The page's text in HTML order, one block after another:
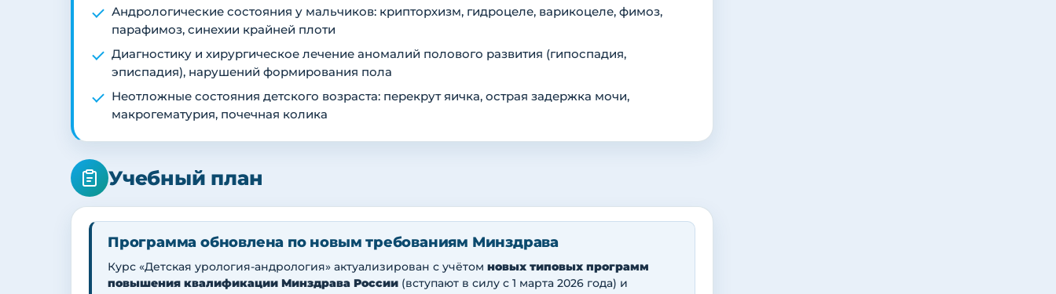
Андрологические состояния у мальчиков: крипторхизм, гидроцеле, варикоцеле, фимоз,
парафимоз, синехии крайней плоти
Диагностику и хирургическое лечение аномалий полового развития (гипоспадия,
эписпадия), нарушений формирования пола
Неотложные состояния детского возраста: перекрут яичка, острая задержка мочи,
макрогематурия, почечная колика
Учебный план
Программа обновлена по новым требованиям Минздрава
Курс «Детская урология-андрология» актуализирован с учётом новых типовых программ
повышения квалификации Минздрава России (вступают в силу с 1 марта 2026 года) и